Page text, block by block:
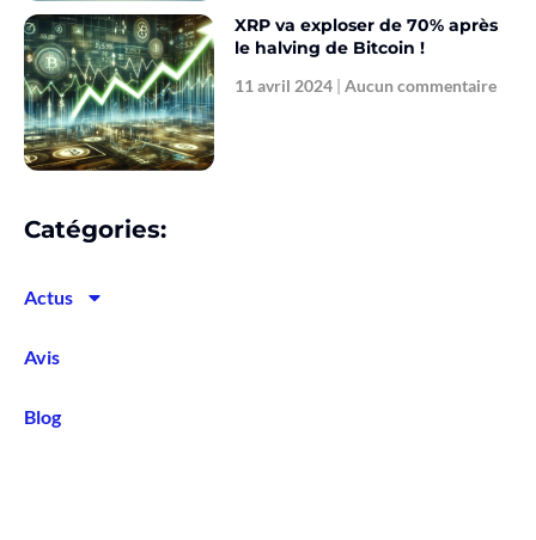
XRP va exploser de 70% après
le halving de Bitcoin !
11 avril 2024 Aucun commentaire
Catégories:
Actus
Avis
Blog